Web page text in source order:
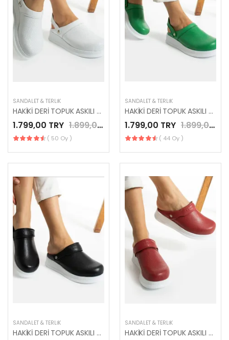
SANDALET & TERLIK
HAKİKİ DERİ TOPUK ASKILI BEYAZ YENİ SEZON SABO TERLİK
1.799,00 TRY 1.899,00 TRY
( 50 Oy )
SANDALET & TERLIK
HAKİKİ DERİ TOPUK ASKILI YEŞİL YENİ SEZON SABO TERLİK
1.799,00 TRY 1.899,00 TRY
( 44 Oy )
SANDALET & TERLIK
HAKİKİ DERİ TOPUK ASKILI SİYAH YENİ SEZON SABO TERLİK
SANDALET & TERLIK
HAKİKİ DERİ TOPUK ASKILI KIRMIZI YENİ SEZON SABO TERLİK